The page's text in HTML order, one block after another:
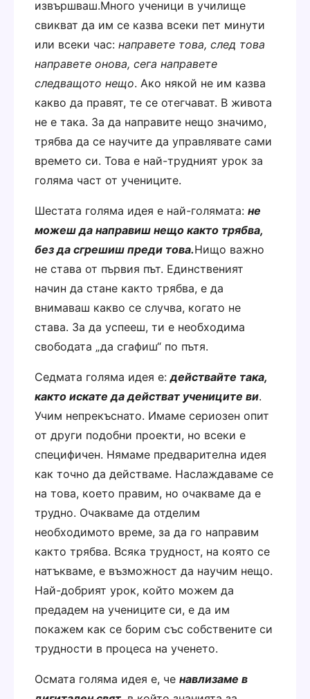
извършваш.Много ученици в училище
свикват да им се казва всеки пет минути
или всеки час: направете това, след това
направете онова, сега направете
следващото нещо. Ако някой не им казва
какво да правят, те се отегчават. В живота
не е така. За да направите нещо значимо,
трябва да се научите да управлявате сами
времето си. Това е най-трудният урок за
голяма част от учениците.
Шестата голяма идея е най-голямата: не
можеш да направиш нещо както трябва,
без да сгрешиш преди това.Нищо важно
не става от първия път. Единственият
начин да стане както трябва, е да
внимаваш какво се случва, когато не
става. За да успееш, ти е необходима
свободата „да сгафиш“ по пътя.
Седмата голяма идея е:действайте така,
както искате да действат учениците ви.
Учим непрекъснато. Имаме сериозен опит
от други подобни проекти, но всеки е
специфичен. Нямаме предварителна идея
как точно да действаме. Наслаждаваме се
на това, което правим, но очакваме да е
трудно. Очакваме да отделим
необходимото време, за да го направим
както трябва. Всяка трудност, на която се
натъкваме, е възможност да научим нещо.
Най-добрият урок, който можем да
предадем на учениците си, е да им
покажем как се борим със собствените си
трудности в процеса на ученето.
Осмата голяма идея е, че навлизаме в